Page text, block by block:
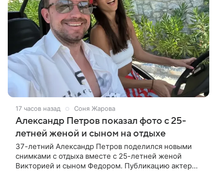
17 часов назад Соня Жарова
Александр Петров показал фото с 25-
летней женой и сыном на отдыхе
37-летний Александр Петров поделился новыми
снимками с отдыха вместе с 25-летней женой
Викторией и сыном Федором. Публикацию актер